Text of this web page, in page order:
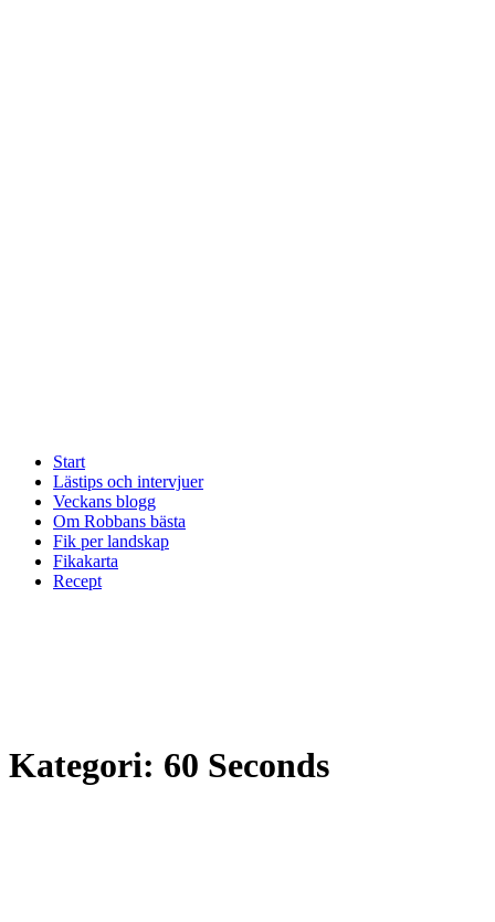
Start
Lästips och intervjuer
Veckans blogg
Om Robbans bästa
Fik per landskap
Fikakarta
Recept
Kategori: 60 Seconds